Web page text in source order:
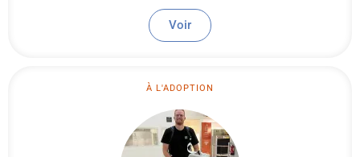
Voir
À L'ADOPTION